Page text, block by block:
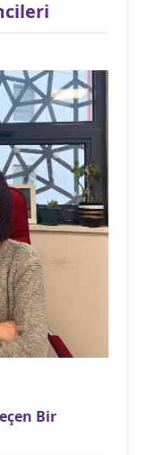
Bir